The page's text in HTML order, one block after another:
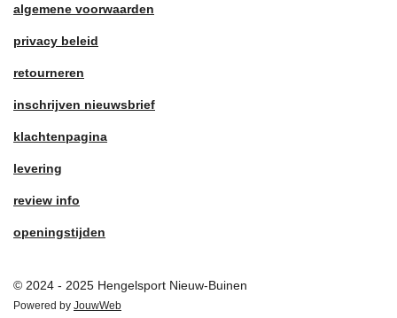
algemene voorwaarden
privacy beleid
retourneren
inschrijven nieuwsbrief
klachtenpagina
levering
review info
openingstijden
© 2024 - 2025 Hengelsport Nieuw-Buinen
Powered by JouwWeb